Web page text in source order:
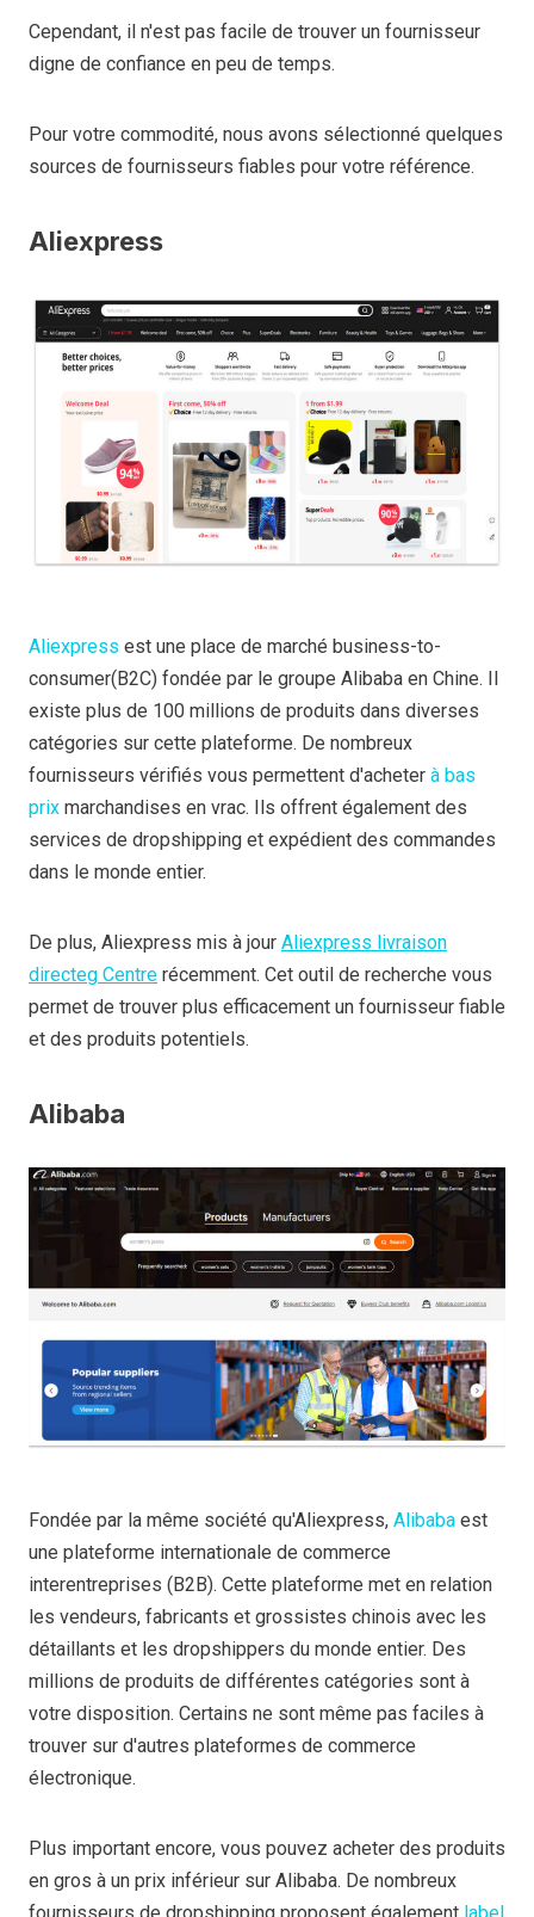
Cependant, il n'est pas facile de trouver un fournisseur
digne de confiance en peu de temps.
Pour votre commodité, nous avons sélectionné quelques
sources de fournisseurs fiables pour votre référence.
Aliexpress
Aliexpress est une place de marché business-to-
consumer(B2C) fondée par le groupe Alibaba en Chine. Il
existe plus de 100 millions de produits dans diverses
catégories sur cette plateforme. De nombreux
fournisseurs vérifiés vous permettent d'acheter à bas
prix marchandises en vrac. Ils offrent également des
services de dropshipping et expédient des commandes
dans le monde entier.
De plus, Aliexpress mis à jour Aliexpress livraison
directeg Centre récemment. Cet outil de recherche vous
permet de trouver plus efficacement un fournisseur fiable
et des produits potentiels.
Alibaba
Fondée par la même société qu'Aliexpress, Alibaba est
une plateforme internationale de commerce
interentreprises (B2B). Cette plateforme met en relation
les vendeurs, fabricants et grossistes chinois avec les
détaillants et les dropshippers du monde entier. Des
millions de produits de différentes catégories sont à
votre disposition. Certains ne sont même pas faciles à
trouver sur d'autres plateformes de commerce
électronique.
Plus important encore, vous pouvez acheter des produits
en gros à un prix inférieur sur Alibaba. De nombreux